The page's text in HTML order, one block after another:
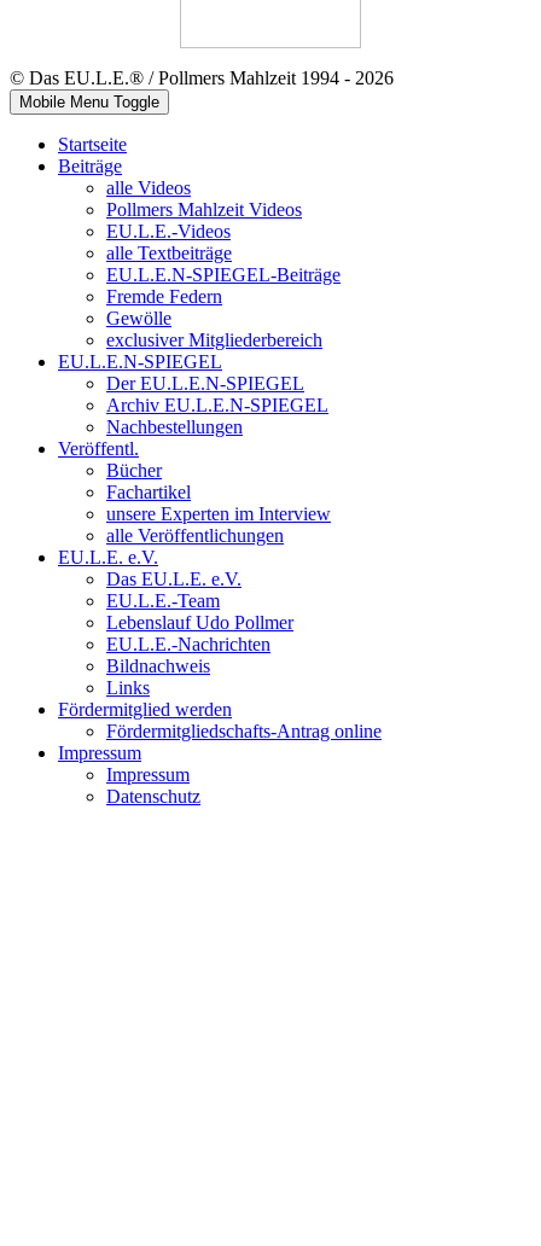
© Das EU.L.E.® / Pollmers Mahlzeit 1994 - 2026
Mobile Menu Toggle
Startseite
Beiträge
alle Videos
Pollmers Mahlzeit Videos
EU.L.E.-Videos
alle Textbeiträge
EU.L.E.N-SPIEGEL-Beiträge
Fremde Federn
Gewölle
exclusiver Mitgliederbereich
EU.L.E.N-SPIEGEL
Der EU.L.E.N-SPIEGEL
Archiv EU.L.E.N-SPIEGEL
Nachbestellungen
Veröffentl.
Bücher
Fachartikel
unsere Experten im Interview
alle Veröffentlichungen
EU.L.E. e.V.
Das EU.L.E. e.V.
EU.L.E.-Team
Lebenslauf Udo Pollmer
EU.L.E.-Nachrichten
Bildnachweis
Links
Fördermitglied werden
Fördermitgliedschafts-Antrag online
Impressum
Impressum
Datenschutz